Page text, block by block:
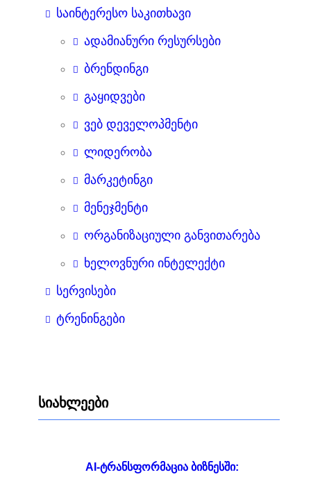
საინტერესო საკითხავი
ადამიანური რესურსები
ბრენდინგი
გაყიდვები
ვებ დეველოპმენტი
ლიდერობა
მარკეტინგი
მენეჯმენტი
ორგანიზაციული განვითარება
ხელოვნური ინტელექტი
სერვისები
ტრენინგები
სიახლეები
AI-ტრანსფორმაცია ბიზნესში: